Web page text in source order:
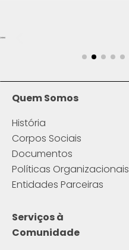
Quem Somos
História
Corpos Sociais
Documentos
Políticas Organizacionais
Entidades Parceiras
Serviços à
Comunidade